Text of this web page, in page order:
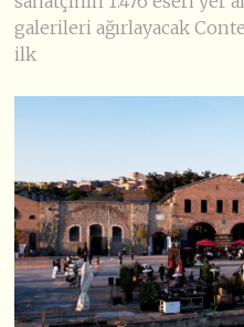
galerileri ağırlayacak
ilk